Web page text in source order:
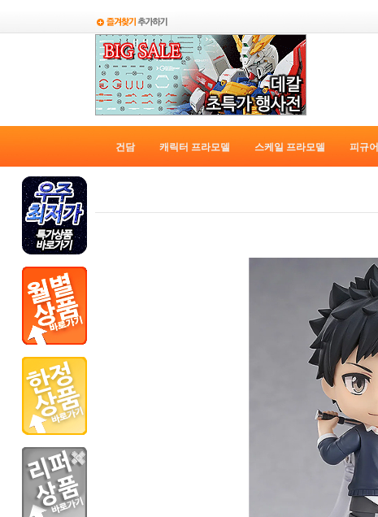
건담 캐릭터 프라모델 스케일 프라모델 피규어